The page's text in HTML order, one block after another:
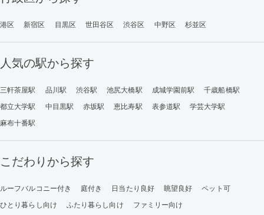
港区 新宿区 目黒区 世田谷区 渋谷区 中野区 杉並区
人気の駅から探す
三軒茶屋駅 品川駅 渋谷駅 池尻大橋駅 成城学園前駅
千歳船橋駅
都立大学駅
中目黒駅 赤坂駅 恵比寿駅 表参道駅
学芸大学駅
麻布十番駅
こだわりから探す
ルーフバルコニー付き 庭付き 日当たり良好 眺望良好
ペット可
ひとり暮らし向け
ふたり暮らし向け ファミリー向け